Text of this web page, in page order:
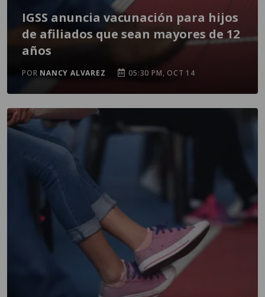
IGSS anuncia vacunación para hijos
de afiliados que sean mayores de 12
años
POR NANCY ALVAREZ 05:30 PM, OCT 14